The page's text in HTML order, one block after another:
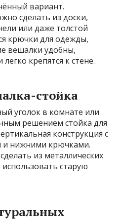
вариант.
сделать из доски,
или даже толстой
крючки для одежды,
вешалки удобны,
крепятся к стене.
стойка
уголок в комнате или
решением стойка для
конструкция с
и нижними крючками.
из металлических
старую